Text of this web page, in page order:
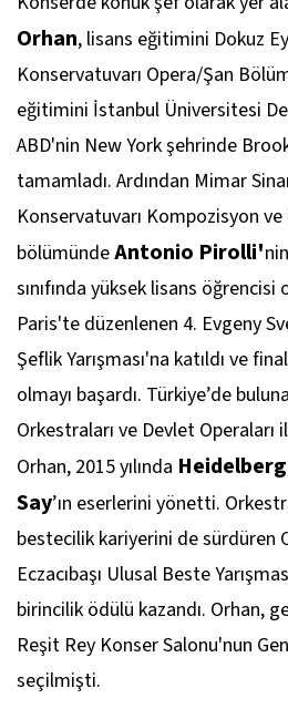
Orhan, lisans eğitimini Dokuz
Konservatuvarı Opera/Şan
eğitimini İstanbul Üniversitesi
ABD'nin New York şehrinde
tamamladı. Ardından Mimar
Konservatuvarı Kompozisyon
bölümündeAntonio Pirolli'
sınıfında yüksek lisans öğrencisi
Paris'te düzenlenen 4. Evgeny
Şeflik Yarışması'na katıldı ve
olmayı başardı. Türkiye’de
Orkestraları ve Devlet Operaları
Orhan, 2015 yılında
Say’ın eserlerini yönetti.
bestecilik kariyerini de sürdüren
Eczacıbaşı Ulusal Beste
birincilik ödülü kazandı. Orhan,
Reşit Rey Konser Salonu'nun
seçilmişti.